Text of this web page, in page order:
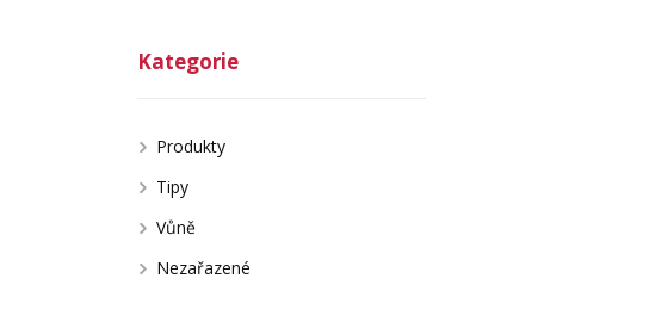
Kategorie
Produkty
Tipy
Vůně
Nezařazené